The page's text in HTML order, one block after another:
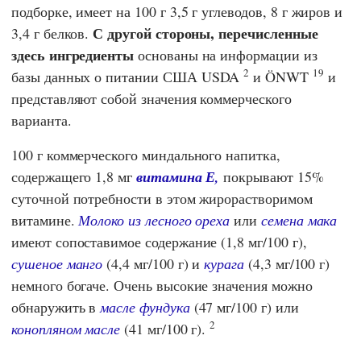
подборке, имеет на 100 г 3,5 г углеводов, 8 г жиров и
3,4 г белков. С другой стороны, перечисленные
здесь ингредиенты основаны на информации из
базы данных о питании США USDA 2 иÖNWT 19 и
представляют собой значения коммерческого
варианта.
100 г коммерческого миндального напитка,
содержащего 1,8 мг витамина Е, покрывают 15%
суточной потребности в этом жирорастворимом
витамине.Молоко из лесного ореха или семена мака
имеют сопоставимое содержание (1,8 мг/100 г),
сушеное манго (4,4 мг/100 г) икурага (4,3 мг/100 г)
немного богаче. Очень высокие значения можно
обнаружить вмасле фундука(47 мг/100 г) или
конопляном масле (41 мг/100 г).2